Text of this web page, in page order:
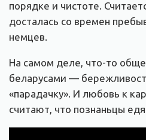
порядке и чистоте.
досталась со времен
немцев.
На самом деле, что-то
беларусами —
«парадачку». И любовь к
считают, что познаньцы